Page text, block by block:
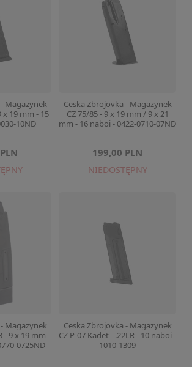
Magazynek
x 19 mm - 15
10ND
Ceska Zbrojovka - Magazynek
CZ 75/85 - 9 x 19 mm / 9 x 21
mm - 16 naboi - 0422-0710-07ND
199,00 PLN
NIEDOSTĘPNY
Magazynek
- 9 x 19 mm -
0725ND
Ceska Zbrojovka - Magazynek
CZ P-07 Kadet - .22LR - 10 naboi -
1010-1309